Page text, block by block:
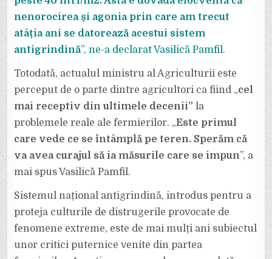
nenorocirea și agonia prin care am trecut
atâția ani se datorează acestui sistem
antigrindină”, ne-a declarat Vasilică Pamfil.
Totodată, actualul ministru al Agriculturii este
perceput de o parte dintre agricultori ca fiind „cel
mai receptiv din ultimele decenii” la
problemele reale ale fermierilor. „Este primul
care vede ce se întâmplă pe teren. Sperăm că
va avea curajul să ia măsurile care se impun”, a
mai spus Vasilică Pamfil.
Sistemul național antigrindină, introdus pentru a
proteja culturile de distrugerile provocate de
fenomene extreme, este de mai mulți ani subiectul
unor critici puternice venite din partea